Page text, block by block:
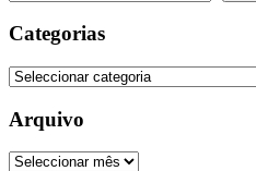
Categorias
Categorias
Arquivo
Arquivo